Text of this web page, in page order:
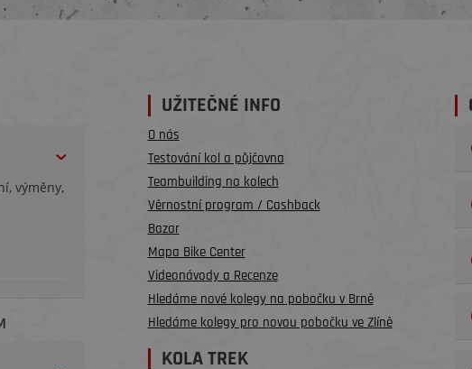
výměny,
UŽITEČNÉ INFO
O nás
Testování kol a půjčovna
Teambuilding na kolech
Věrnostní program / Cashback
Bazar
Mapa Bike Center
Videonávody a Recenze
Hledáme nové kolegy na pobočku v Brně
Hledáme kolegy pro novou pobočku ve Zlíně
KOLA TREK